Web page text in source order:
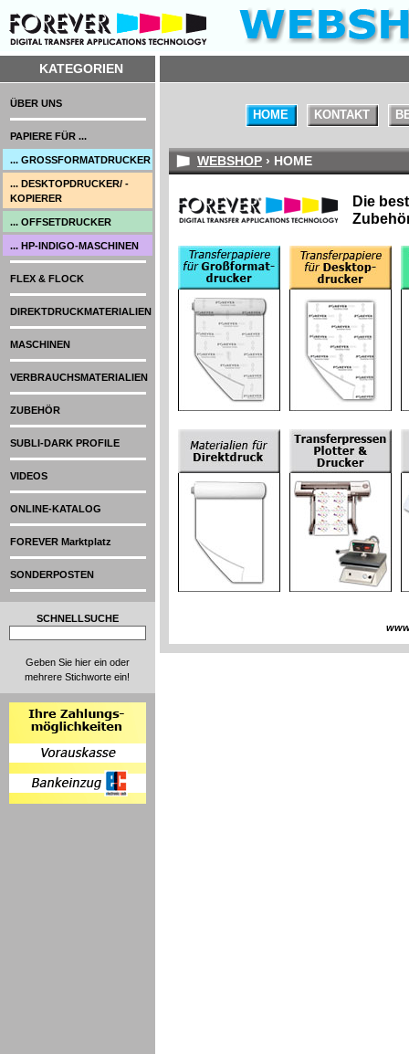
KATEGORIEN
SCHNELLSUCHE
Geben Sie hier ein oder
mehrere Stichworte ein!
HOME KONTAKT
WEBSHOP › HOME
Die
ÜBER UNS
PAPIERE FÜR ...
... GROSSFORMATDRUCKER
... DESKTOPDRUCKER/ -
KOPIERER
... OFFSETDRUCKER
... HP-INDIGO-MASCHINEN
FLEX & FLOCK
DIREKTDRUCKMATERIALIEN
MASCHINEN
VERBRAUCHSMATERIALIEN
ZUBEHÖR
SUBLI-DARK PROFILE
VIDEOS
ONLINE-KATALOG
FOREVER Marktplatz
SONDERPOSTEN